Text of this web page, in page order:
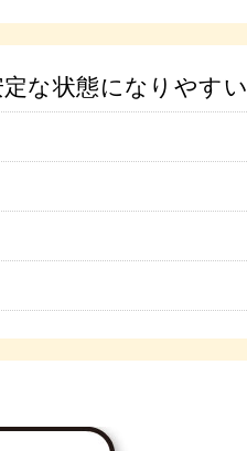
な状態になりやすい